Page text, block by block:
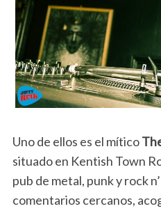
Uno de ellos es el mítico
situado en Kentish Town
pub de metal, punk y rock
comentarios cercanos,